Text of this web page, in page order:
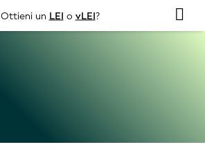
Ottieni un LEI o vLEI?